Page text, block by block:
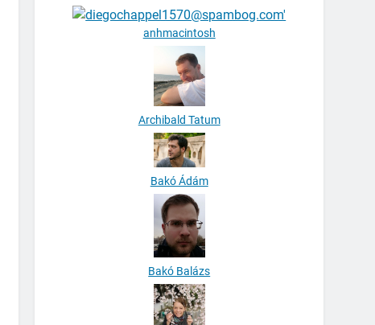
anhmacintosh
Archibald Tatum
Bakó Ádám
Bakó Balázs